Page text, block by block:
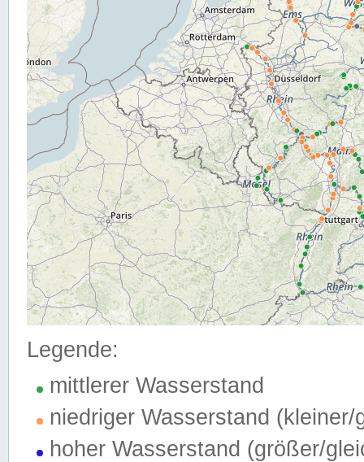
Legende:
mittlerer Wasserstand
niedriger Wasserstand (kleiner/
hoher Wasserstand (größer/